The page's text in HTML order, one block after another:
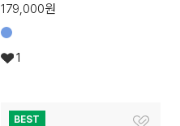
179,000원
1
BEST